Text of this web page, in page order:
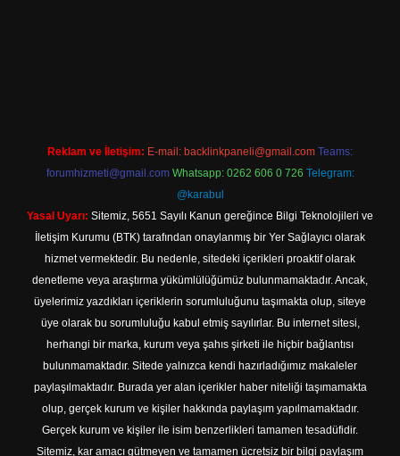
Reklam ve İletişim: E-mail: backlinkpaneli@gmail.com Teams:
forumhizmeti@gmail.com Whatsapp: 0262 606 0 726 Telegram:
@karabul
Yasal Uyarı: Sitemiz, 5651 Sayılı Kanun gereğince Bilgi Teknolojileri ve
İletişim Kurumu (BTK) tarafından onaylanmış bir Yer Sağlayıcı olarak
hizmet vermektedir. Bu nedenle, sitedeki içerikleri proaktif olarak
denetleme veya araştırma yükümlülüğümüz bulunmamaktadır. Ancak,
üyelerimiz yazdıkları içeriklerin sorumluluğunu taşımakta olup, siteye
üye olarak bu sorumluluğu kabul etmiş sayılırlar. Bu internet sitesi,
herhangi bir marka, kurum veya şahıs şirketi ile hiçbir bağlantısı
bulunmamaktadır. Sitede yalnızca kendi hazırladığımız makaleler
paylaşılmaktadır. Burada yer alan içerikler haber niteliği taşımamakta
olup, gerçek kurum ve kişiler hakkında paylaşım yapılmamaktadır.
Gerçek kurum ve kişiler ile isim benzerlikleri tamamen tesadüfidir.
Sitemiz, kar amacı gütmeyen ve tamamen ücretsiz bir bilgi paylaşım